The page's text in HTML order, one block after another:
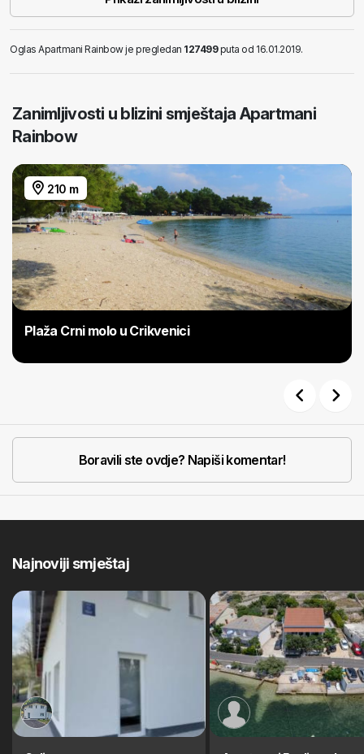
Oglas Apartmani Rainbow je pregledan 127499puta od 16.01.2019.
Zanimljivosti u blizini smještaja Apartmani
Rainbow
210 m
Plaža Crni molo u Crikvenici
Boravili ste ovdje? Napiši komentar!
Najnoviji smještaj